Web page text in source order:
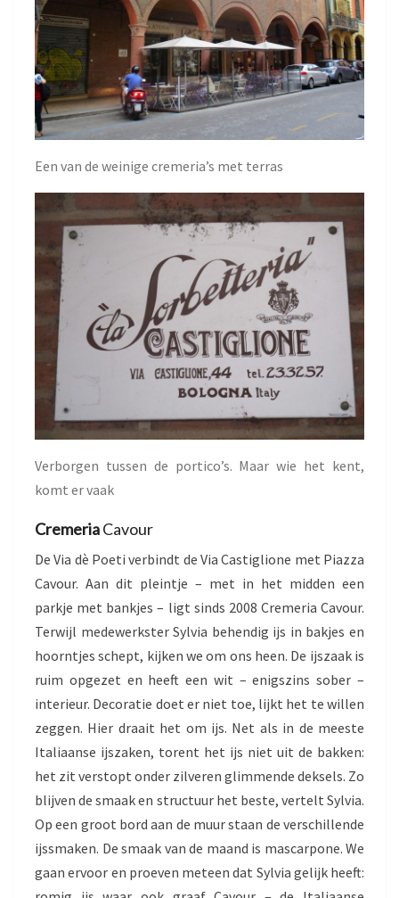
Een van de weinige cremeria’s met terras
Verborgen tussen de portico’s. Maar wie het kent,
komt er vaak
CremeriaCavour
De Via dè Poeti verbindt de Via Castiglione met Piazza
Cavour. Aan dit pleintje – met in het midden een
parkje met bankjes – ligt sinds 2008 Cremeria Cavour.
Terwijl medewerkster Sylvia behendig ijs in bakjes en
hoorntjes schept, kijken we om ons heen. De ijszaak is
ruim opgezet en heeft een wit – enigszins sober –
interieur. Decoratie doet er niet toe, lijkt het te willen
zeggen. Hier draait het om ijs. Net als in de meeste
Italiaanse ijszaken, torent het ijs niet uit de bakken:
het zit verstopt onder zilveren glimmende deksels. Zo
blijven de smaak en structuur het beste, vertelt Sylvia.
Op een groot bord aan de muur staan de verschillende
ijssmaken. De smaak van de maand is mascarpone. We
gaan ervoor en proeven meteen dat Sylvia gelijk heeft: